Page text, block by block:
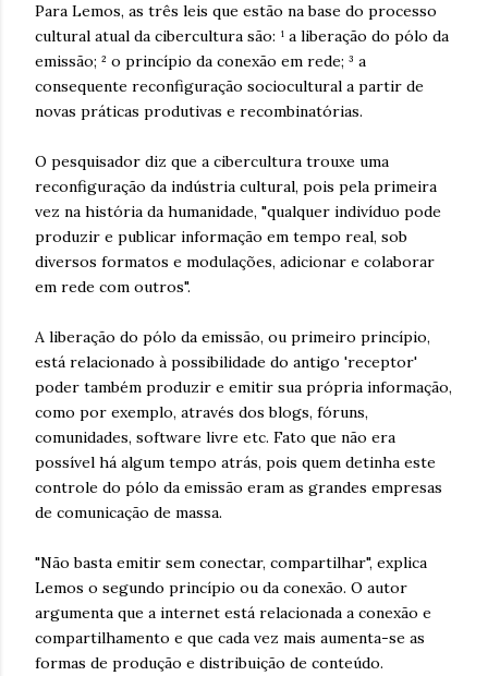
Para Lemos, as três leis que estão na base do processo
cultural atual da cibercultura são: ¹ a liberação do pólo da
emissão; ² o princípio da conexão em rede; ³ a
consequente reconfiguração sociocultural a partir de
novas práticas produtivas e recombinatórias.
O pesquisador diz que a cibercultura trouxe uma
reconfiguração da indústria cultural, pois pela primeira
vez na história da humanidade, "qualquer indivíduo pode
produzir e publicar informação em tempo real, sob
diversos formatos e modulações, adicionar e colaborar
em rede com outros".
A liberação do pólo da emissão, ou primeiro princípio,
está relacionado à possibilidade do antigo 'receptor'
poder também produzir e emitir sua própria informação,
como por exemplo, através dos blogs, fóruns,
comunidades, software livre etc. Fato que não era
possível há algum tempo atrás, pois quem detinha este
controle do pólo da emissão eram as grandes empresas
de comunicação de massa.
"Não basta emitir sem conectar, compartilhar", explica
Lemos o segundo princípio ou da conexão. O autor
argumenta que a internet está relacionada a conexão e
compartilhamento e que cada vez mais aumenta-se as
formas de produção e distribuição de conteúdo.